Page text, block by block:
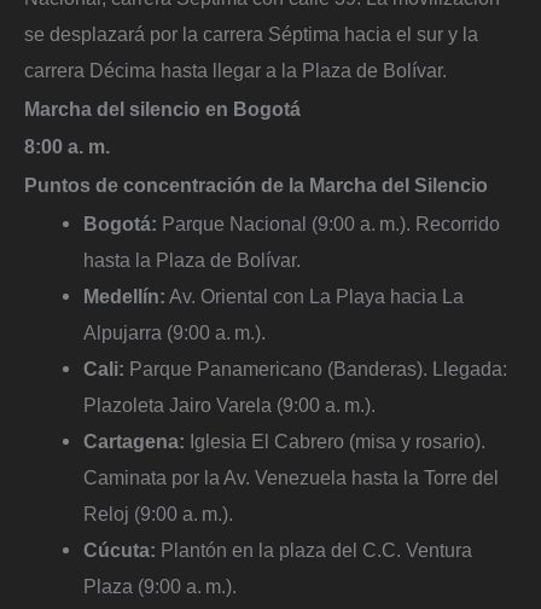
se desplazará por la carrera Séptima hacia el sur y la
carrera Décima hasta llegar a la Plaza de Bolívar.
Marcha del silencio en Bogotá
8:00 a. m.
Puntos de concentración de la Marcha del Silencio
Bogotá: Parque Nacional (9:00 a. m.). Recorrido
hasta la Plaza de Bolívar.
Medellín: Av. Oriental con La Playa hacia La
Alpujarra (9:00 a. m.).
Cali: Parque Panamericano (Banderas). Llegada:
Plazoleta Jairo Varela (9:00 a. m.).
Cartagena: Iglesia El Cabrero (misa y rosario).
Caminata por la Av. Venezuela hasta la Torre del
Reloj (9:00 a. m.).
Cúcuta: Plantón en la plaza del C.C. Ventura
Plaza (9:00 a. m.).